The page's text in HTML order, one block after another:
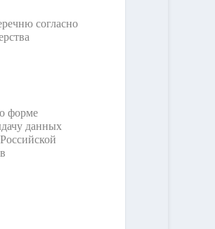
согласно
форме
данных